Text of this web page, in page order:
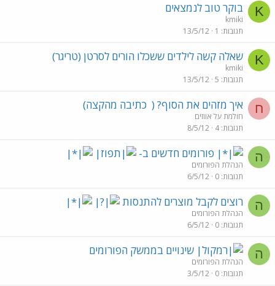
K בוקר טוב לנמצאים
kmiki
תגובות 1
13/5/12
K שאלה קשה לילדים ששכלו הורים לסרטן (טריגר)
kmiki
תגובות 5
13/5/12
ח איך מזהים את הסוף? ( כתיבה מהקצה)
חולמת על אווזים
תגובות 4
8/5/12
ה פורומים חדשים ב-
הנהלת הפורומים
תגובות 0
6/5/12
ה רוצים לקבל מוצרים להתנסות
הנהלת הפורומים
תגובות 0
6/5/12
ה שינויים בממשק הפורומים
הנהלת הפורומים
תגובות 0
3/5/12